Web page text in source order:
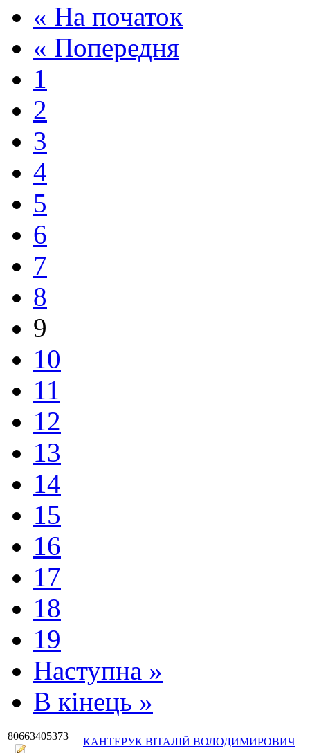
« На початок
« Попередня
1
2
3
4
5
6
7
8
9
10
11
12
13
14
15
16
17
18
19
Наступна »
В кінець »
80663405373
КАНТЕРУК ВІТАЛІЙ ВОЛОДИМИРОВИЧ